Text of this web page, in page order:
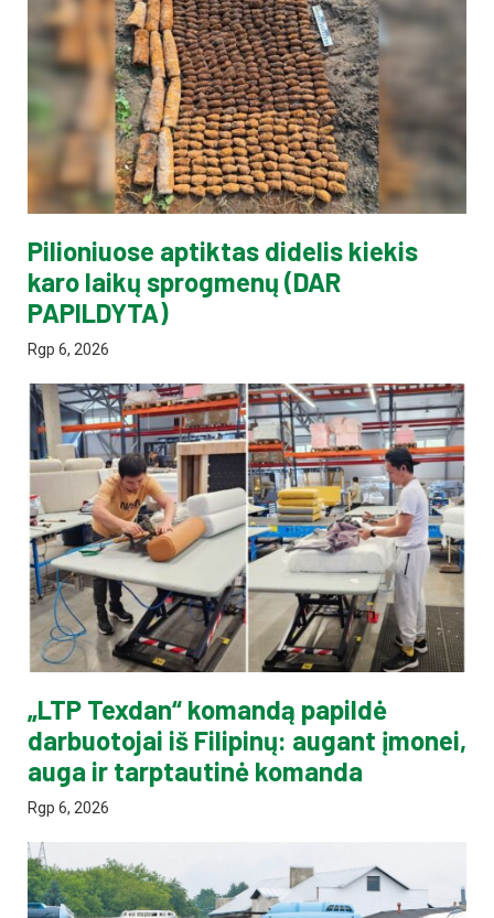
Pilioniuose aptiktas didelis kiekis
karo laikų sprogmenų (DAR
PAPILDYTA)
Rgp 6, 2026
„LTP Texdan“ komandą papildė
darbuotojai iš Filipinų: augant įmonei,
auga ir tarptautinė komanda
Rgp 6, 2026